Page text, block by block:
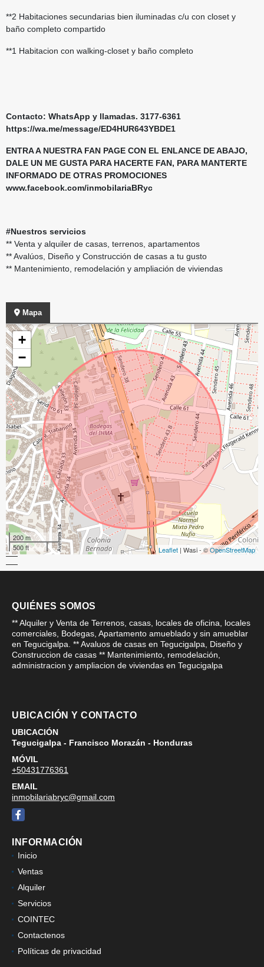
**2 Habitaciones secundarias bien iluminadas c/u con closet y
baño completo compartido
**1 Habitacion con walking-closet y baño completo
Contacto: WhatsApp y llamadas. 3177-6361
https://wa.me/message/ED4HUR643YBDE1
ENTRA A NUESTRA FAN PAGE CON EL ENLANCE DE ABAJO,
DALE UN ME GUSTA PARA HACERTE FAN, PARA MANTERTE
INFORMADO DE OTRAS PROMOCIONES
www.facebook.com/inmobilariaBRyc
#Nuestros servicios
** Venta y alquiler de casas, terrenos, apartamentos
** Avalúos, Diseño y Construcción de casas a tu gusto
** Mantenimiento, remodelación y ampliación de viviendas
Mapa
+
−
200 m
500 ft
Leaflet | Wasi - ©OpenStreetMap
QUIÉNES SOMOS
** Alquiler y Venta de Terrenos, casas, locales de oficina, locales
comerciales, Bodegas, Apartamento amueblado y sin amueblar
en Tegucigalpa. ** Avaluos de casas en Tegucigalpa, Diseño y
Construccion de casas ** Mantenimiento, remodelación,
administracion y ampliacion de viviendas en Tegucigalpa
UBICACIÓN Y CONTACTO
UBICACIÓN
Tegucigalpa - Francisco Morazán - Honduras
MÓVIL
+50431776361
EMAIL
inmobilariabryc@gmail.com
Facebook
INFORMACIÓN
Inicio
Ventas
Alquiler
Servicios
COINTEC
Contactenos
Políticas de privacidad